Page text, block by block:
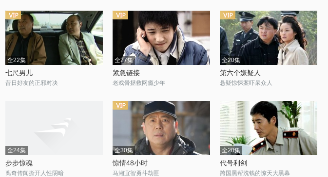
全22集
七尺男儿
昔日好友的正邪对决
全27集
紧急链接
老戏骨拯救网瘾少年
全20集
第六个嫌疑人
悬疑惊悚案吓呆众人
全24集
步步惊魂
离奇传闻撕开人性阴暗
全30集
惊情48小时
马湘宜智勇斗劫匪
全20集
代号利剑
跨国黑帮洗钱的惊天大黑幕